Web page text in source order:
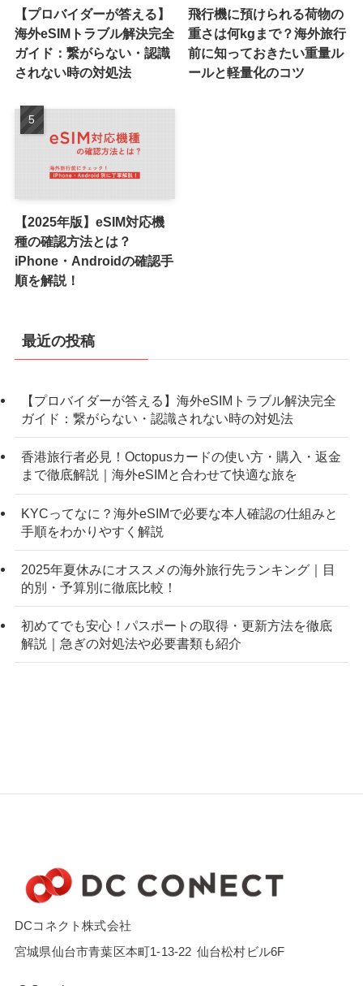
【プロバイダーが答える】
海外eSIMトラブル解決完全
ガイド：繋がらない・認識
されない時の対処法
飛行機に預けられる荷物の
重さは何kgまで？海外旅行
前に知っておきたい重量ル
ールと軽量化のコツ
【2025年版】eSIM対応機
種の確認方法とは？
iPhone・Androidの確認手
順を解説！
最近の投稿
【プロバイダーが答える】海外eSIMトラブル解決完全
ガイド：繋がらない・認識されない時の対処法
香港旅行者必見！Octopusカードの使い方・購入・返金
まで徹底解説｜海外eSIMと合わせて快適な旅を
KYCってなに？海外eSIMで必要な本人確認の仕組みと
手順をわかりやすく解説
2025年夏休みにオススメの海外旅行先ランキング｜目
的別・予算別に徹底比較！
初めてでも安心！パスポートの取得・更新方法を徹底
解説｜急ぎの対処法や必要書類も紹介
DCコネクト株式会社
宮城県仙台市青葉区本町1-13-22 仙台松村ビル6F